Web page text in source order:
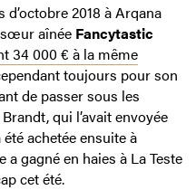
2018 à Arqana
sœur aînée Fancytastic
34 000 € à la même
toujours pour son
de passer sous les
qui l’avait envoyée
achetée ensuite à
gagné en haies à La Teste
cet été.